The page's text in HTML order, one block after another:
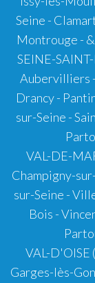
Seine -
Montrouge -
SEINE-
Aubervilliers
Drancy -
sur-Seine -
VAL-DE-
Champigny-
sur-Seine -
Bois -
VAL-D'OISE
Garges-lès-